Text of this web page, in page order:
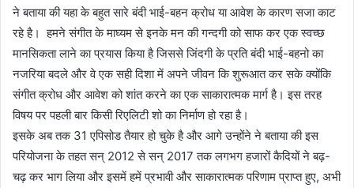
ने बताया की यहा के बहुत सारे बंदी भाई-बहन क्रोध या आवेश के कारण सजा काट
रहे है। हमने संगीत के माघ्यम से इनके मन की गन्दगी को साफ कर एक स्वच्छ
मानसिकता लाने का प्रयास किया है जिससे जिंदगी के प्रति बंदी भाई-बहनो का
नजरिया बदले और वे एक सही दिशा में अपने जीवन कि शुरूआत कर सके क्योंकि
संगीत क्रोध और आवेश को शांत करने का एक साकारात्मक मार्ग है। इस तरह
विषय पर पहली बार किसी रिएलिटी शो का निर्माण हो रहा है।
इसके अब तक 31 एपिसोड तैयार हो चुके है और आगे उन्होंने ने बताया की इस
परियोजना के तहत सन् 2012 से सन् 2017 तक लगभग हजारों कैदियों ने बढ़-
चढ़ कर भाग लिया और इसमें हमें प्रभावी और साकारात्मक परिणाम प्राप्त हुए, अभी